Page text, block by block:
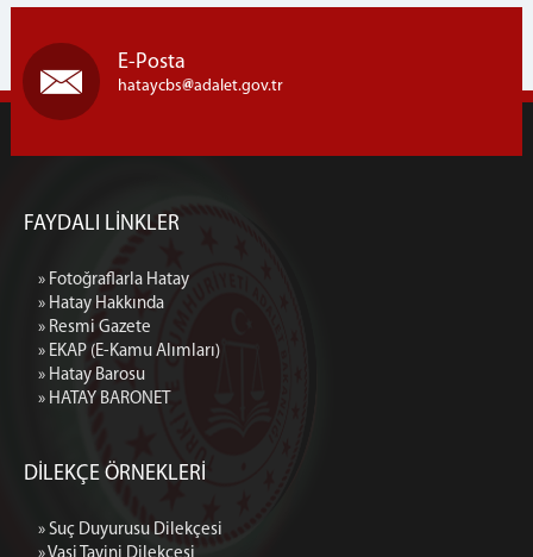
E-Posta
hataycbs adalet.gov.tr
FAYDALI LİNKLER
» Fotoğraflarla Hatay
» Hatay Hakkında
» Resmi Gazete
» EKAP (E-Kamu Alımları)
» Hatay Barosu
» HATAY BARONET
DİLEKÇE ÖRNEKLERİ
» Suç Duyurusu Dilekçesi